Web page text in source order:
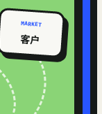
MARKET
客户